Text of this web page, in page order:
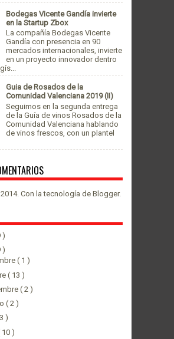
Bodegas Vicente Gandía invierte
en la Startup Zbox
La compañía Bodegas Vicente
Gandía con presencia en 90
mercados internacionales, invierte
en un proyecto innovador dentro
Guia de Rosados de la
Comunidad Valenciana 2019 (II)
Seguimos en la segunda entrega
de la Guía de vinos Rosados de la
Comunidad Valenciana hablando
de vinos frescos, con un plantel
Con la tecnología de Blogger.
)
)
( 1 )
( 13 )
( 2 )
( 2 )
)
10 )